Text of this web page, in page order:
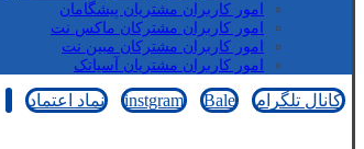
امور کاربران مشتریان پیشگامان
امور کاربران مشترکان ماکس نت
امور کاربران مشترکان مبین نت
امور کاربران مشتریان آسیاتک
کانال تلگرام instgram Bale نماد اعتماد